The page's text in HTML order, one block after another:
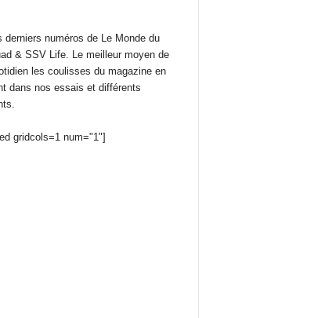
derniers numéros de Le Monde du
& SSV Life. Le meilleur moyen de
les coulisses du magazine en
dans nos essais et différents
gridcols=1 num="1"]